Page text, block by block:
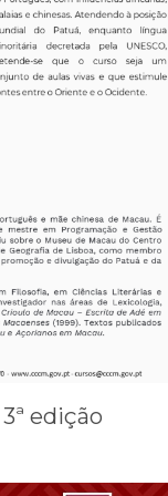
edição